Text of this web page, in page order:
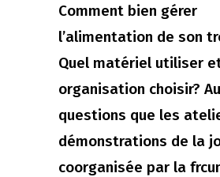
Comment bien gérer
l’alimentation de son
Quel matériel utiliser
organisation choisir?
questions que les
démonstrations de la
coorganisée par la